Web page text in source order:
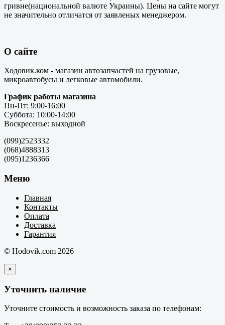
гривне(национальной валюте Украины). Цены на сайте могут
не значительно отличатся от заявленых менеджером.
О сайте
Ходовик.ком - магазин автозапчастей на грузовые,
микроавтобусы и легковые автомобили.
График работы магазина
Пн-Пт: 9:00-16:00
Суббота: 10:00-14:00
Воскресенье: выходной
(099)2523332
(068)4888313
(095)1236366
Меню
Главная
Контакты
Оплата
Доставка
Гарантия
© Hodovik.com 2026
×
Уточнить наличие
Уточните стоимость и возможность заказа по телефонам: